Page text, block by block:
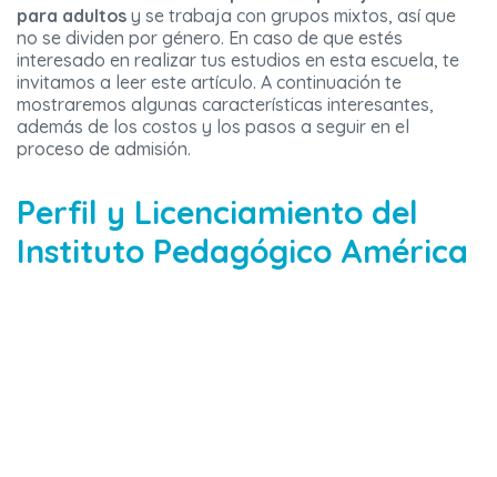
para adultos y se trabaja con grupos mixtos, así que
no se dividen por género. En caso de que estés
interesado en realizar tus estudios en esta escuela, te
invitamos a leer este artículo. A continuación te
mostraremos algunas características interesantes,
además de los costos y los pasos a seguir en el
proceso de admisión.
Perfil y Licenciamiento del
Instituto Pedagógico América